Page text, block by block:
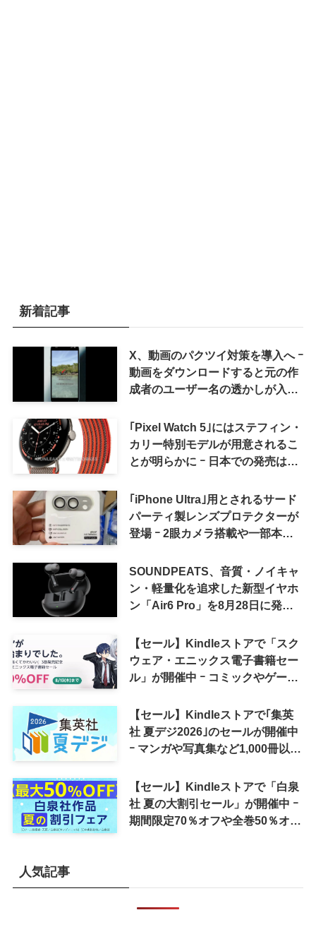
新着記事
X、動画のパクツイ対策を導入へ ｰ
動画をダウンロードすると元の作
成者のユーザー名の透かしが入る
｢Pixel Watch 5｣にはステフィン・
カリー特別モデルが用意されるこ
とが明らかに ｰ 日本での発売は期
｢iPhone Ultra｣用とされるサード
パーティ製レンズプロテクターが
登場 ｰ 2眼カメラ搭載や一部本体
SOUNDPEATS、音質・ノイキャ
ン・軽量化を追求した新型イヤホ
ン「Air6 Pro」を8月28日に発売
【セール】Kindleストアで「スク
ウェア・エニックス電子書籍セー
ル」が開催中 ｰ コミックやゲーム
【セール】Kindleストアで｢集英
社 夏デジ2026｣のセールが開催中
ｰ マンガや写真集など1,000冊以上
【セール】Kindleストアで「白泉
社 夏の大割引セール」が開催中 ｰ
期間限定70％オフや全巻50％オフ
人気記事